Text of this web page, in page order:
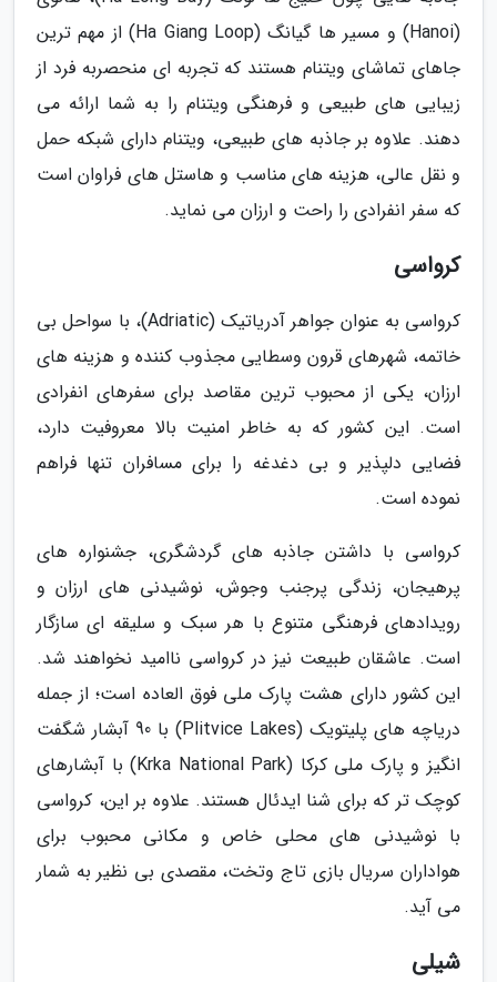
(Hanoi) و مسیر ها گیانگ (Ha Giang Loop) از مهم ترین
جاهای تماشای ویتنام هستند که تجربه ای منحصربه فرد از
زیبایی های طبیعی و فرهنگی ویتنام را به شما ارائه می
دهند. علاوه بر جاذبه های طبیعی، ویتنام دارای شبکه حمل
و نقل عالی، هزینه های مناسب و هاستل های فراوان است
که سفر انفرادی را راحت و ارزان می نماید.
کرواسی
کرواسی به عنوان جواهر آدریاتیک (Adriatic)، با سواحل بی
خاتمه، شهرهای قرون وسطایی مجذوب کننده و هزینه های
ارزان، یکی از محبوب ترین مقاصد برای سفرهای انفرادی
است. این کشور که به خاطر امنیت بالا معروفیت دارد،
فضایی دلپذیر و بی دغدغه را برای مسافران تنها فراهم
نموده است.
کرواسی با داشتن جاذبه های گردشگری، جشنواره های
پرهیجان، زندگی پرجنب وجوش، نوشیدنی های ارزان و
رویدادهای فرهنگی متنوع با هر سبک و سلیقه ای سازگار
است. عاشقان طبیعت نیز در کرواسی ناامید نخواهند شد.
این کشور دارای هشت پارک ملی فوق العاده است؛ از جمله
دریاچه های پلیتویک (Plitvice Lakes) با 90 آبشار شگفت
انگیز و پارک ملی کرکا (Krka National Park) با آبشارهای
کوچک تر که برای شنا ایدئال هستند. علاوه بر این، کرواسی
با نوشیدنی های محلی خاص و مکانی محبوب برای
هواداران سریال بازی تاج وتخت، مقصدی بی نظیر به شمار
می آید.
شیلی